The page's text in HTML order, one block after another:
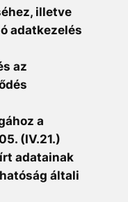
illetve
adatkezelés
az
a
(IV.21.)
adatainak
általi